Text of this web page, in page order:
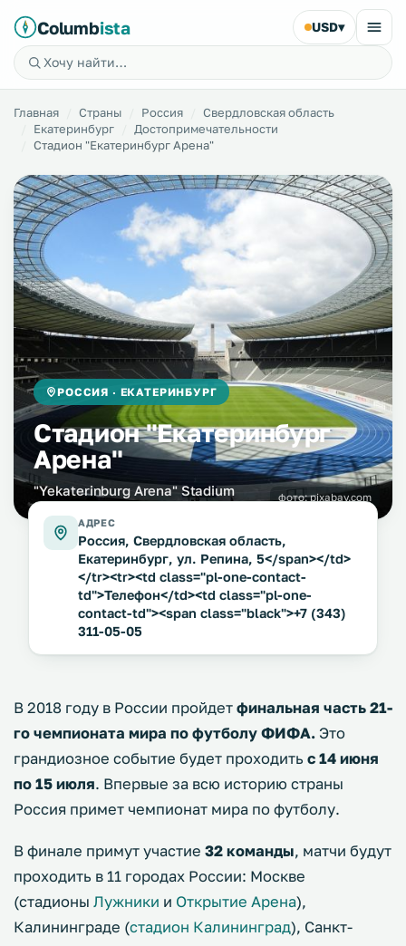
Columbista USD▾
Главная Страны Россия
Свердловская область
Екатеринбург
Достопримечательности
Стадион "Екатеринбург Арена"
РОССИЯ · ЕКАТЕРИНБУРГ
Стадион "Екатеринбург
Арена"
"Yekaterinburg Arena" Stadium фото:pixabay.com
АДРЕС
Россия, Свердловская область,
Екатеринбург, ул. Репина, 5</span></td>
</tr><tr><td class="pl-one-contact-
td">Телефон</td><td class="pl-one-
contact-td"><span class="black">+7 (343)
311-05-05
В 2018 году в России пройдет финальная часть 21-
го чемпионата мира по футболу ФИФА. Это
грандиозное событие будет проходить с 14 июня
по 15 июля. Впервые за всю историю страны
Россия примет чемпионат мира по футболу.
В финале примут участие 32 команды, матчи будут
проходить в 11 городах России: Москве
(стадионы Лужники и Открытие Арена),
Калининграде (стадион Калининград), Санкт-